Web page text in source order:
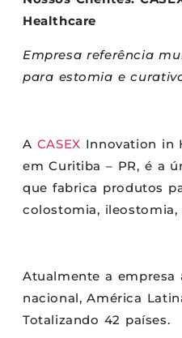
Healthcare
Empresa referência
para estomia e
A CASEX Innovation in
em Curitiba – PR, é a
que fabrica produtos
colostomia, ileostomia,
Atualmente a
nacional, América
Totalizando 42 países.